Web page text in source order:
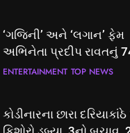
‘ગજિની’ અને ‘લગાન’ ફેમ
અભિનેતા પ્રદીપ રાવતનું
વર્ષની વયે નિધન, બ્લડ
ENTERTAINMENT TOP NEWS
કોડીનારના છારા